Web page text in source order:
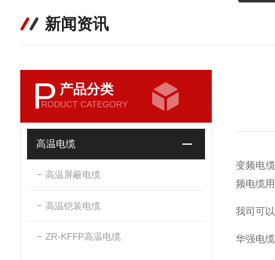
新闻资讯
P 产品分类
RODUCT CATEGORY
高温电缆
高温屏蔽电缆
高温铠装电缆
ZR-KFFP高温电缆
变频电
频电缆
我司可
华强电